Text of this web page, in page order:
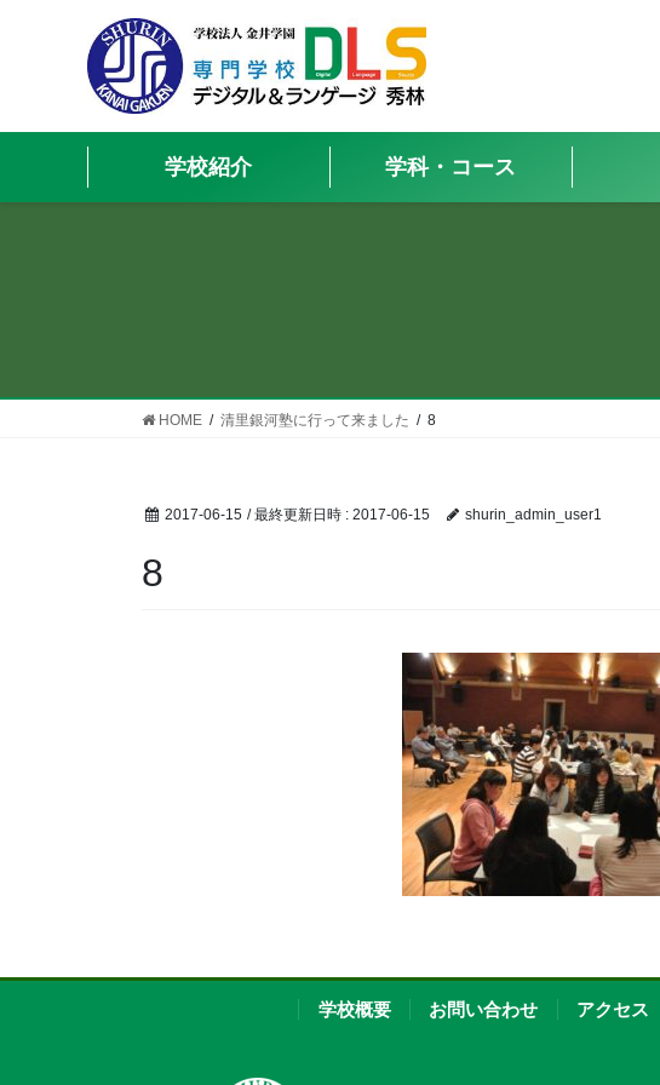
学校紹介 学科・コース
HOME 清里銀河塾に行って来ました 8
2017-06-15 / 最終更新日時 : 2017-06-15 shurin_admin_user1
8
学校概要 お問い合わせ アクセス